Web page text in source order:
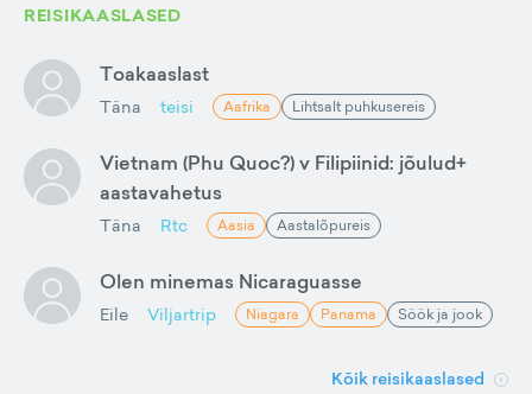
REISIKAASLASED
Toakaaslast
Täna teisi Aafrika Lihtsalt puhkusereis
Vietnam (Phu Quoc?) v Filipiinid: jõulud+
aastavahetus
Täna Rtc Aasia Aastalõpureis
Olen minemas Nicaraguasse
Eile Viljartrip Niagara Panama Söök ja jook
Kõik reisikaaslased